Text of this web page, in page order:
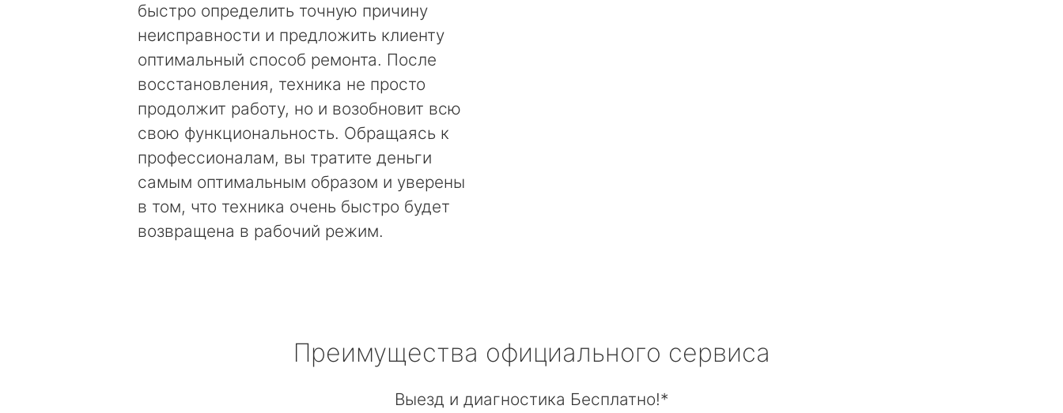
быстро определить точную причину
неисправности и предложить клиенту
оптимальный способ ремонта. После
восстановления, техника не просто
продолжит работу, но и возобновит всю
свою функциональность. Обращаясь к
профессионалам, вы тратите деньги
самым оптимальным образом и уверены
в том, что техника очень быстро будет
возвращена в рабочий режим.
Преимущества официального сервиса
Выезд и диагностика Бесплатно!*